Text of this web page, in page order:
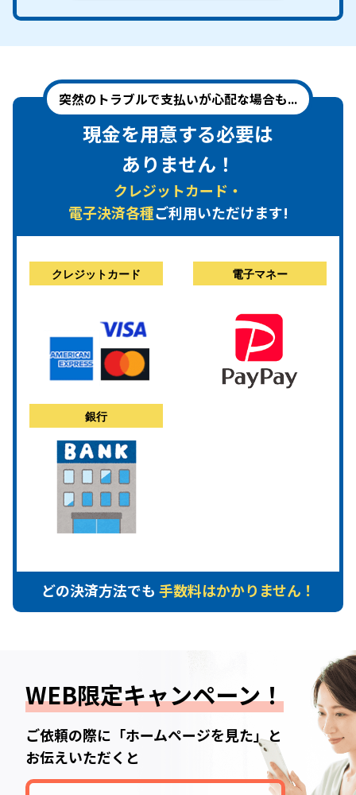
突然のトラブルで支払いが心配な場合も...
現金を用意する必要は
ありません！
クレジットカード・
電子決済各種ご利用いただけます!
クレジットカード 電子マネー
銀行
どの決済方法でも 手数料はかかりません！
WEB限定キャンペーン！
ご依頼の際に「ホームページを見た」と
お伝えいただくと